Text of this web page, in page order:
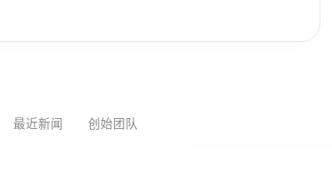
最近新闻 创始团队